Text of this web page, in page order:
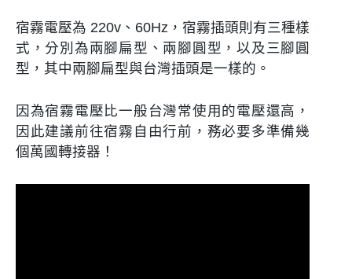
宿霧電壓為 220v、60Hz，宿霧插頭則有三種樣
式，分別為兩腳扁型、兩腳圓型，以及三腳圓
型，其中兩腳扁型與台灣插頭是一樣的。
因為宿霧電壓比一般台灣常使用的電壓還高，
因此建議前往宿霧自由行前，務必要多準備幾
個萬國轉接器！